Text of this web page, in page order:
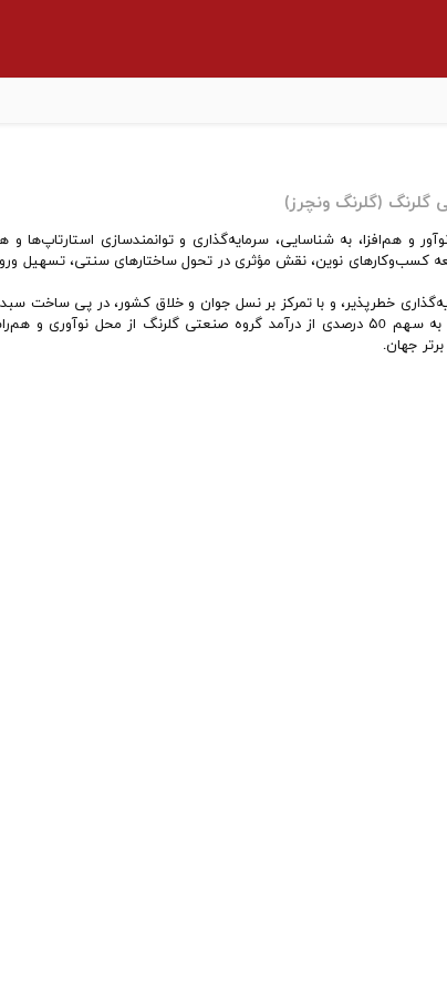
گلرنگ (گلرنگ ونچرز)
و هم‌افزا، به شناسایی، سرمایه‌گذاری و توانمندسازی استارتاپ‌ها
کسب‌وکارهای نوین، نقش مؤثری در تحول ساختارهای سنتی، تسهیل
خطرپذیر، و با تمرکز بر نسل جوان و خلاق کشور، در پی ساخت
از کسب‌وکارهای نوآور هستیم؛ با هدف دستیابی به سهم ۵0 درصدی از درآمد گروه صنعتی گلرنگ از محل